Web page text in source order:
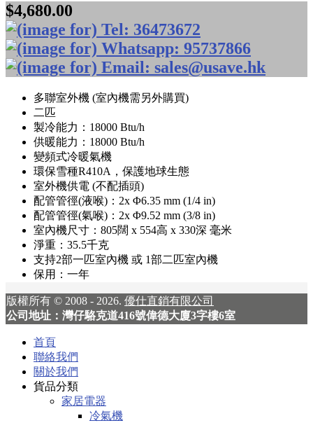
$4,680.00
多聯室外機 (室內機需另外購買)
二匹
製冷能力：18000 Btu/h
供暖能力：18000 Btu/h
變頻式冷暖氣機
環保雪種R410A，保護地球生態
室外機供電 (不配插頭)
配管管徑(液喉)：2x Φ6.35 mm (1/4 in)
配管管徑(氣喉)：2x Φ9.52 mm (3/8 in)
室內機尺寸：805闊 x 554高 x 330深 毫米
淨重：35.5千克
支持2部一匹室內機 或 1部二匹室內機
保用：一年
版權所有 © 2008 - 2026. 優仕直銷有限公司
公司地址：灣仔駱克道416號偉德大廈3字樓6室
首頁
聯絡我們
關於我們
貨品分類
家居電器
冷氣機